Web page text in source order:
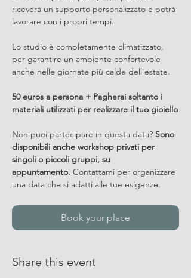
riceverà un supporto personalizzato e potrà
lavorare con i propri tempi.
Lo studio è completamente climatizzato,
per garantire un ambiente confortevole
anche nelle giornate più calde dell'estate.
50 euros a persona + Pagherai soltanto i
materiali utilizzati per realizzare il tuo gioiello
Non puoi partecipare in questa data? Sono
disponibili anche workshop privati per
singoli o piccoli gruppi, su
appuntamento. Contattami per organizzare
una data che si adatti alle tue esigenze.
Book your place
Share this event